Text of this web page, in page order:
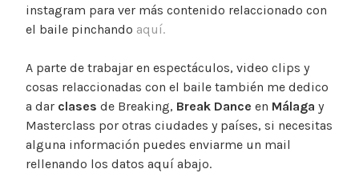
instagram para ver más contenido relaccionado con
el baile pinchando aquí.
A parte de trabajar en espectáculos, video clips y
cosas relaccionadas con el baile también me dedico
a dar clases de Breaking, Break Dance en Málaga y
Masterclass por otras ciudades y países, si necesitas
alguna información puedes enviarme un mail
rellenando los datos aquí abajo.